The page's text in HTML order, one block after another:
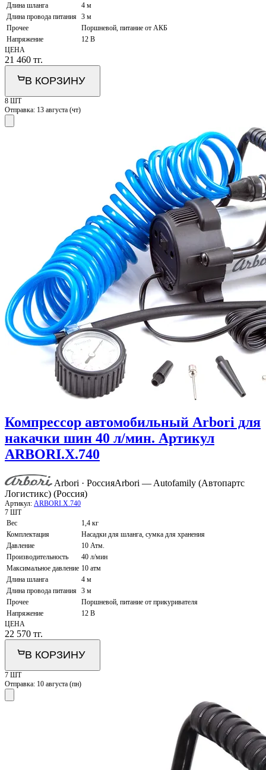
Длина шланга
4 м
Длина провода питания 3 м
Прочее
Поршневой, питание от АКБ
Напряжение
12 В
ЦЕНА
21 460 тг.
В КОРЗИНУ
8 ШТ
Отправка: 13 августа (чт)
Компрессор автомобильный Arbori для
накачки шин 40 л/мин. Артикул
ARBORI.X.740
Arbori · РоссияArbori — Autofamily (Автопартс
Логистикс) (Россия)
Артикул: ARBORI.X.740
7 ШТ
Вес
1,4 кг
Комплектация
Насадки для шланга, сумка для хранения
Давление
10 Атм.
Производительность
40 л/мин
Максимальное давление 10 атм
Длина шланга
4 м
Длина провода питания 3 м
Прочее
Поршневой, питание от прикуривателя
Напряжение
12 В
ЦЕНА
22 570 тг.
В КОРЗИНУ
7 ШТ
Отправка: 10 августа (пн)